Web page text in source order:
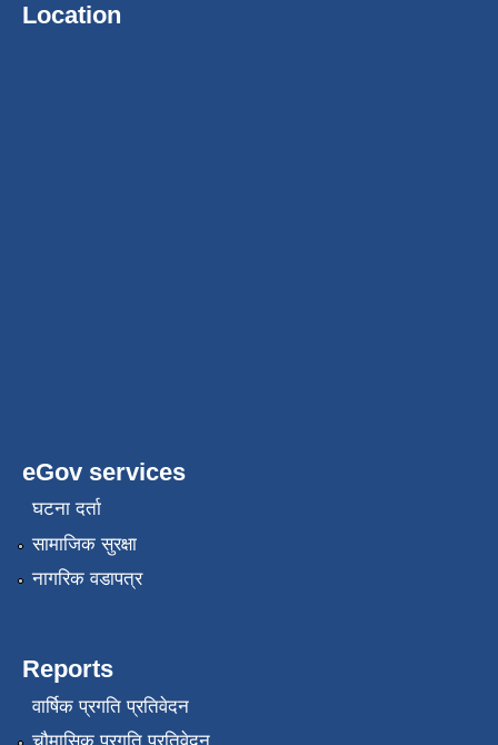
Location
eGov services
घटना दर्ता
सामाजिक सुरक्षा
नागरिक वडापत्र
Reports
वार्षिक प्रगति प्रतिवेदन